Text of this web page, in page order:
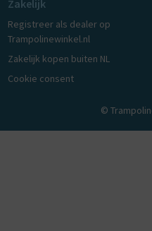
Zakelijk
Registreer als dealer op
Trampolinewinkel.nl
Zakelijk kopen buiten NL
Cookie consent
©